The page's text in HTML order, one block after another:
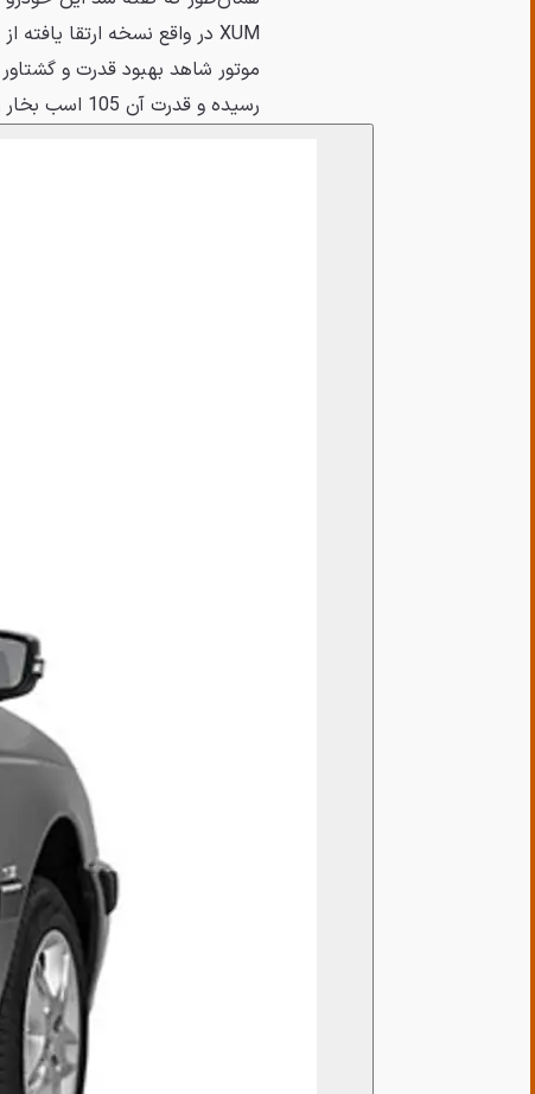
رسیده و قدرت آن 105 اسب بخار و گشتاور 155 نیوتون متر اعلام شده است.